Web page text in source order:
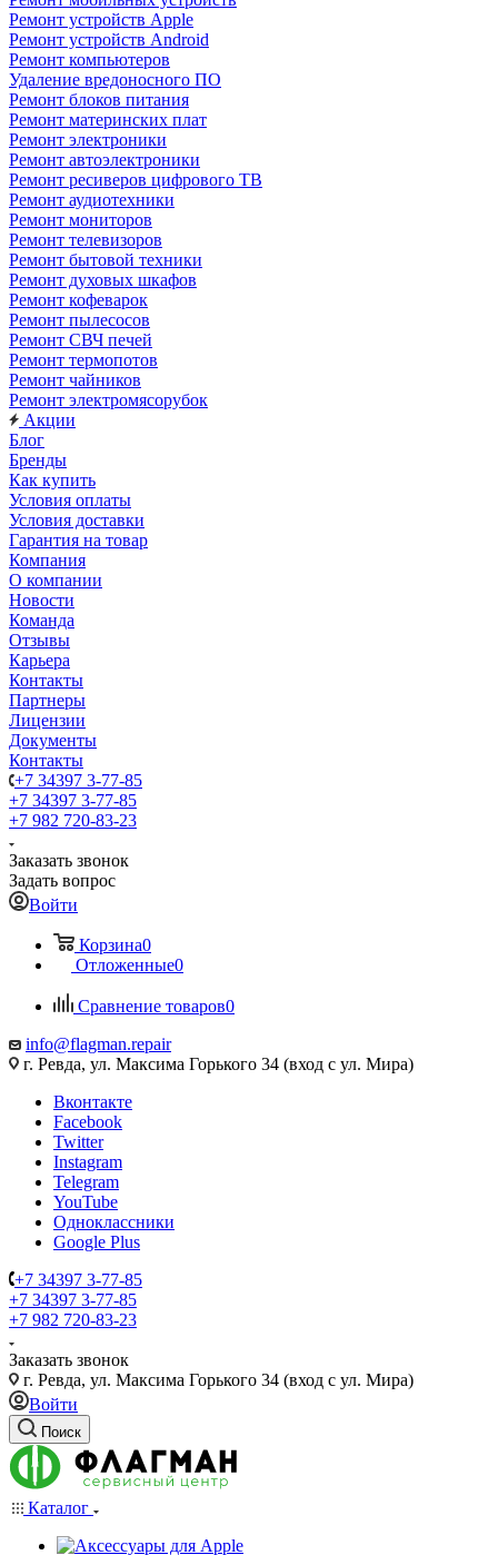
Ремонт устройств Apple
Ремонт устройств Android
Ремонт компьютеров
Удаление вредоносного ПО
Ремонт блоков питания
Ремонт материнских плат
Ремонт электроники
Ремонт автоэлектроники
Ремонт ресиверов цифрового ТВ
Ремонт аудиотехники
Ремонт мониторов
Ремонт телевизоров
Ремонт бытовой техники
Ремонт духовых шкафов
Ремонт кофеварок
Ремонт пылесосов
Ремонт СВЧ печей
Ремонт термопотов
Ремонт чайников
Ремонт электромясорубок
Акции
Блог
Бренды
Как купить
Условия оплаты
Условия доставки
Гарантия на товар
Компания
О компании
Новости
Команда
Отзывы
Карьера
Контакты
Партнеры
Лицензии
Документы
Контакты
+7 34397 3-77-85
+7 34397 3-77-85
+7 982 720-83-23
Заказать звонок
Задать вопрос
Войти
Корзина0
Отложенные0
Сравнение товаров0
info@flagman.repair
г. Ревда, ул. Максима Горького 34 (вход с ул. Мира)
Вконтакте
Facebook
Twitter
Instagram
Telegram
YouTube
Одноклассники
Google Plus
+7 34397 3-77-85
+7 34397 3-77-85
+7 982 720-83-23
Заказать звонок
г. Ревда, ул. Максима Горького 34 (вход с ул. Мира)
Войти
Поиск
Каталог